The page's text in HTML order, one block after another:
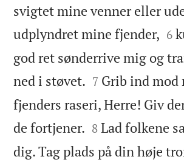
svigtet mine venner eller
udplyndret mine fjender, 

6
god ret sønderrive mig og
ned i støvet. 

7 Grib ind mod
fjenders raseri, Herre! Giv
de fortjener. 

8 Lad folkene
dig. Tag plads på din høje